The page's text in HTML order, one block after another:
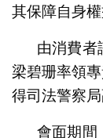
其保障自身權
由消費者
梁碧珊率領
得司法警察局
會面期間